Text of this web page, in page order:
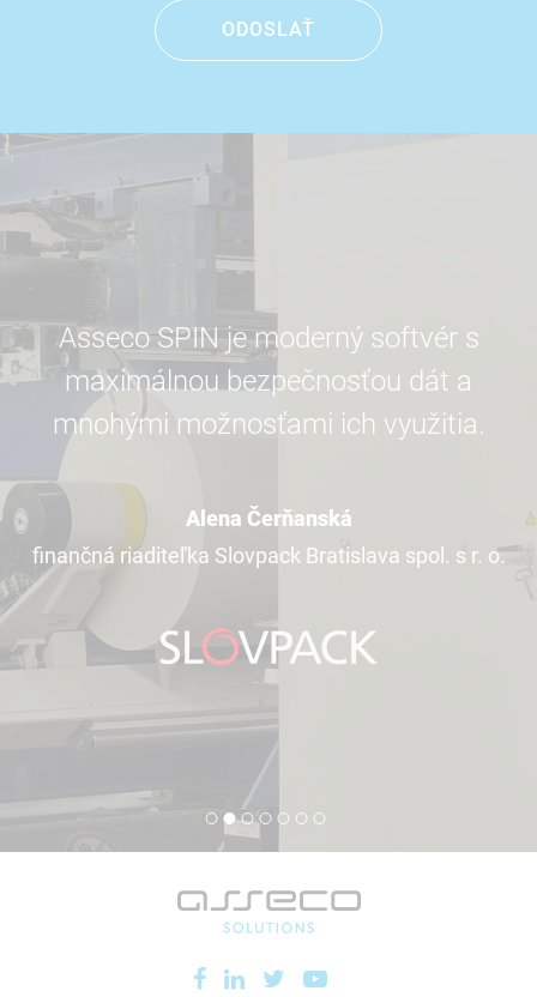
ODOSLAŤ
Asseco SPIN je moderný softvér s
maximálnou bezpečnosťou dát a
mnohými možnosťami ich využitia.
Alena Čerňanská
finančná riaditeľka Slovpack Bratislava spol. s r. o.